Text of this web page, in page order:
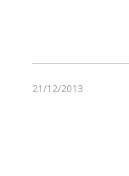
21/12/2013